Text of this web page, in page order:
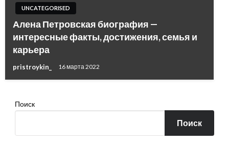
UNCATEGORISED
Алена Петровская биография —
интересные факты, достижения, семья и
карьера
pristroykin_ 16 марта 2022
Поиск
Поиск